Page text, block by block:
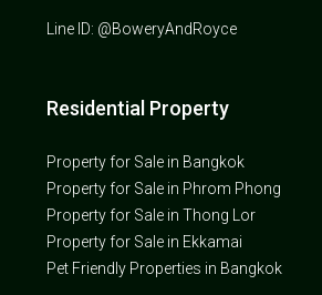
Line ID: @BoweryAndRoyce
Residential Property
Property for Sale in Bangkok
Property for Sale in Phrom Phong
Property for Sale in Thong Lor
Property for Sale in Ekkamai
Pet Friendly Properties in Bangkok